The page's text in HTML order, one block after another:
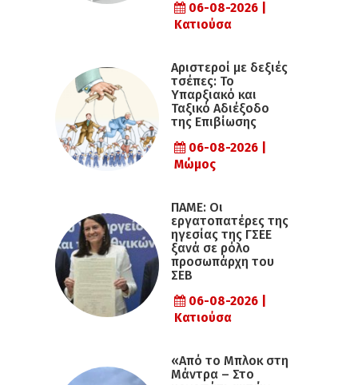
06-08-2026 |
Κατιούσα
Αριστεροί με δεξιές
τσέπες: Το
Υπαρξιακό και
Ταξικό Αδιέξοδο
της Επιβίωσης
06-08-2026 |
Μώμος
ΠΑΜΕ: Οι
εργατοπατέρες της
ηγεσίας της ΓΣΕΕ
ξανά σε ρόλο
προσωπάρχη του
ΣΕΒ
06-08-2026 |
Κατιούσα
«Από το Μπλοκ στη
Μάντρα – Στο